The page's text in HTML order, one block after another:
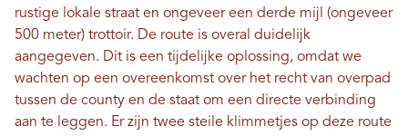
rustige lokale straat en ongeveer een derde mijl (ongeveer
500 meter) trottoir. De route is overal duidelijk
aangegeven. Dit is een tijdelijke oplossing, omdat we
wachten op een overeenkomst over het recht van overpad
tussen de county en de staat om een ​​directe verbinding
aan te leggen. Er zijn twee steile klimmetjes op deze route